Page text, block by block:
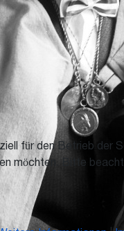
für den Betrieb der
möchten. Bitte